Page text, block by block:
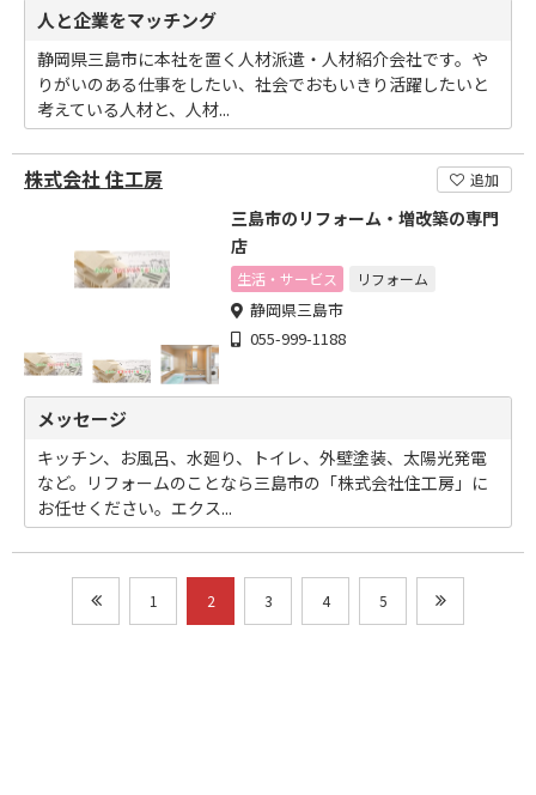
人と企業をマッチング
静岡県三島市に本社を置く人材派遣・人材紹介会社です。や
りがいのある仕事をしたい、社会でおもいきり活躍したいと
考えている人材と、人材...
株式会社 住工房 追加
三島市のリフォーム・増改築の専門
店
生活・サービス リフォーム
静岡県三島市
055-999-1188
メッセージ
キッチン、お風呂、水廻り、トイレ、外壁塗装、太陽光発電
など。リフォームのことなら三島市の「株式会社住工房」に
お任せください。エクス...
1 2 3 4 5